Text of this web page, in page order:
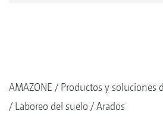
AMAZONE
Productos y soluciones
Laboreo del suelo
Arados